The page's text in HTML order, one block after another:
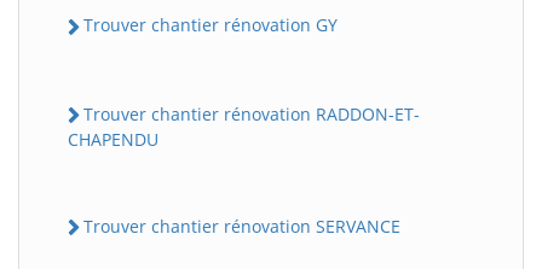
Trouver chantier rénovation GY
Trouver chantier rénovation RADDON-ET-
CHAPENDU
Trouver chantier rénovation SERVANCE